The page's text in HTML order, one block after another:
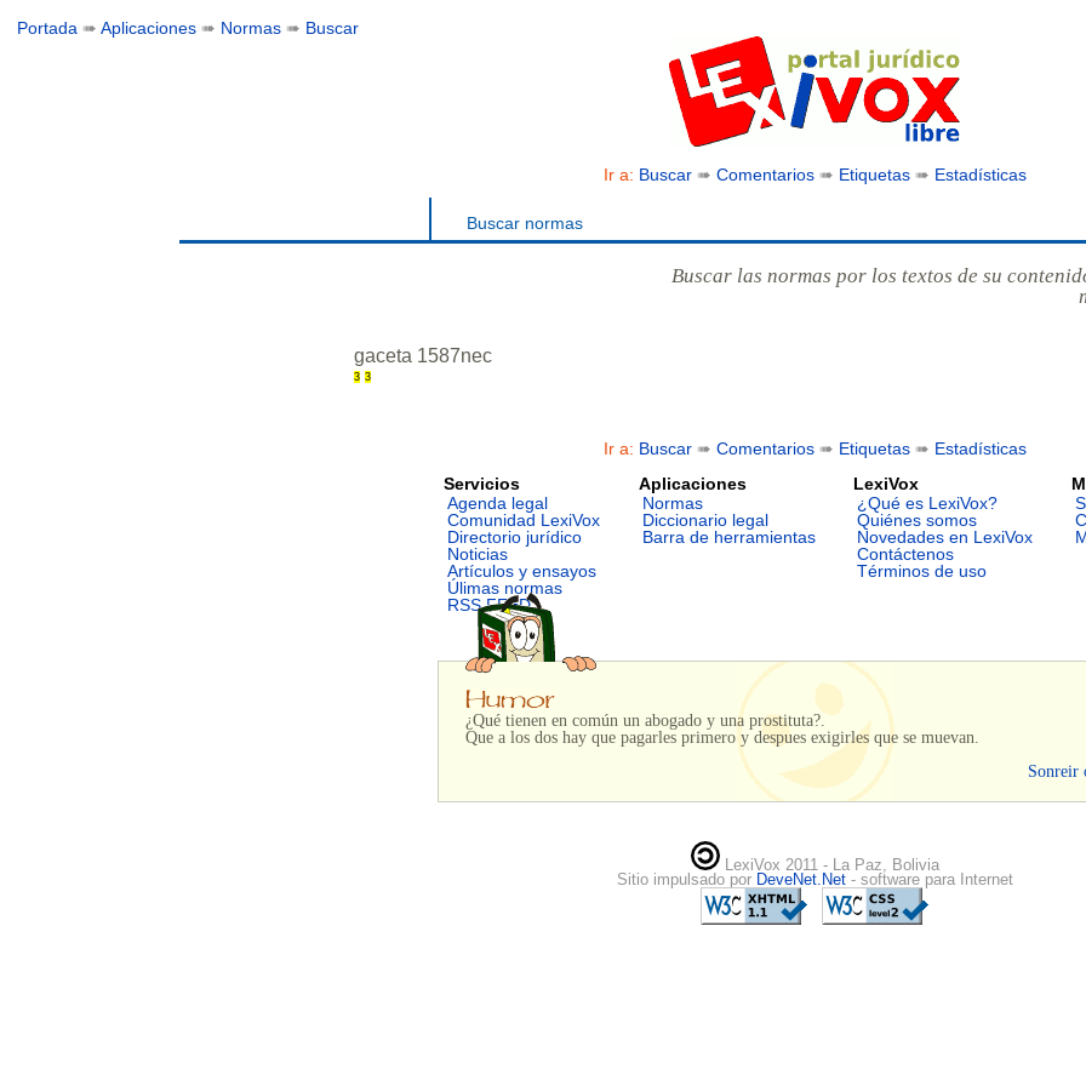
Portada ➠Aplicaciones ➠ Normas ➠ Buscar
Ir a: Buscar➠ Comentarios➠ Etiquetas➠ Estadísticas
Buscar normas
Buscar las normas por los textos de su
gaceta 1587nec
3 3
Ir a: Buscar➠ Comentarios➠ Etiquetas➠ Estadísticas
Servicios
Agenda legal
Comunidad LexiVox
Directorio jurídico
Noticias
Artículos y ensayos
Úlimas normas
RSS FEED
Aplicaciones
Normas
Diccionario legal
Barra de herramientas
LexiVox
¿Qué es LexiVox?
Quiénes somos
Novedades en LexiVox
Contáctenos
Términos de uso
¿Qué tienen en común un abogado y una prostituta?.
Que a los dos hay que pagarles primero y despues exigirles que se muevan.
Sonreir
LexiVox 2011 - La Paz, Bolivia
Sitio impulsado por DeveNet.Net - software para Internet